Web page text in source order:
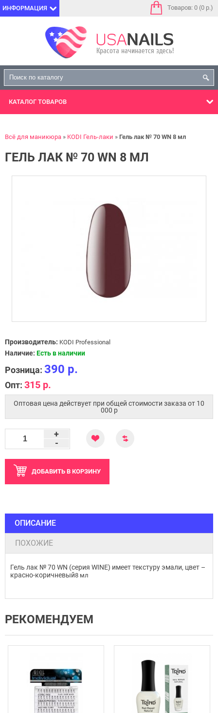
ИНФОРМАЦИЯ Товаров: 0 (0 р.)
КАТАЛОГ ТОВАРОВ
Всё для маникюра KODI Гель-лаки Гель лак № 70 WN 8 мл
ГЕЛЬ ЛАК № 70 WN 8 МЛ
Производитель: KODI Professional
Наличие: Есть в наличии
Розница: 390 р.
Опт: 315 р.
Оптовая цена действует при общей стоимости заказа от 10
000 p
-
+
ДОБАВИТЬ В КОРЗИНУ
ОПИСАНИЕ
ПОХОЖИЕ
Гель лак № 70 WN (серия WINE) имеет текстуру эмали, цвет –
красно-коричневый8 мл
РЕКОМЕНДУЕМ